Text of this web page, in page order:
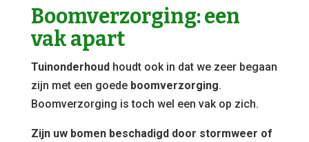
Boomverzorging: een
vak apart
Tuinonderhoudhoudt ook in dat we zeer begaan
zijn met een goede boomverzorging.
Boomverzorging is toch wel een vak op zich.
Zijn uw bomen beschadigd door stormweer of